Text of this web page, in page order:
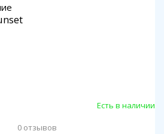
Есть в наличии
0 отзывов